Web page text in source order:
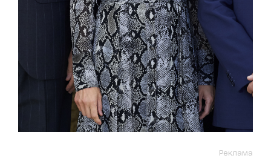
Реклама